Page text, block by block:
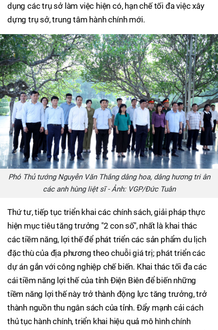
dụng các trụ sở làm việc hiện có, hạn chế tối đa việc xây
dựng trụ sở, trung tâm hành chính mới.
Phó Thủ tướng Nguyễn Văn Thắng dâng hoa, dâng hương tri ân
các anh hùng liệt sĩ - Ảnh: VGP/Đức Tuân
Thứ tư, tiếp tục triển khai các chính sách, giải pháp thực
hiện mục tiêu tăng trưởng "2 con số", nhất là khai thác
các tiềm năng, lợi thế để phát triển các sản phẩm du lịch
đặc thù của địa phương theo chuỗi giá trị; phát triển các
dự án gắn với công nghiệp chế biến. Khai thác tối đa các
cái tiềm năng lợi thế của tỉnh Điện Biên để biến những
tiềm năng lợi thế này trở thành động lực tăng trưởng, trở
thành nguồn thu ngân sách của tỉnh. Đẩy mạnh cải cách
thủ tục hành chính, triển khai hiệu quả mô hình chính